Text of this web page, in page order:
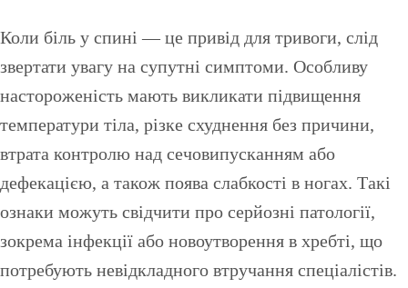
Коли біль у спині — це привід для тривоги, слід
звертати увагу на супутні симптоми. Особливу
настороженість мають викликати підвищення
температури тіла, різке схуднення без причини,
втрата контролю над сечовипусканням або
дефекацією, а також поява слабкості в ногах. Такі
ознаки можуть свідчити про серйозні патології,
зокрема інфекції або новоутворення в хребті, що
потребують невідкладного втручання спеціалістів.